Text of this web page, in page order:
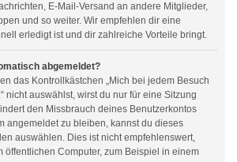
E-Mail-Versand an andere Mitglieder,
und so weiter. Wir empfehlen dir eine
erledigt ist und dir zahlreiche Vorteile bringt.
abgemeldet?
das Kontrollkästchen „Mich bei jedem Besuch
nicht auswählst, wirst du nur für eine Sitzung
den Missbrauch deines Benutzerkontos
angemeldet zu bleiben, kannst du dieses
auswählen. Dies ist nicht empfehlenswert,
öffentlichen Computer, zum Beispiel in einem